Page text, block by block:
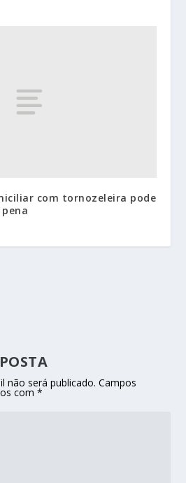
com tornozeleira pode
não será publicado. Campos
com*